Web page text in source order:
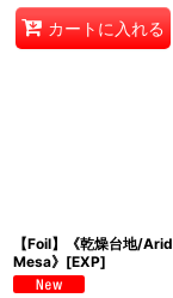
カートに入れる
【Foil】《乾燥台地/Arid
Mesa》[EXP]